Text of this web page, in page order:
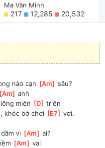
Ma Văn Minh
217 12,285 20,532
nào cạn [Am ] sâu?
[Am ] anh
miên [D ] triền
khóc bờ chơi [E7 ] vơi.
vì [Am ] ai?
[Am ] vai